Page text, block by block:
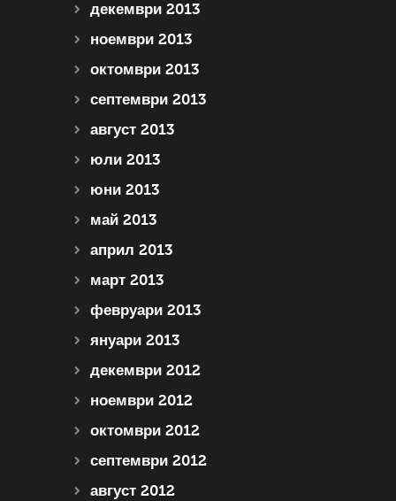
декември 2013
ноември 2013
октомври 2013
септември 2013
август 2013
юли 2013
юни 2013
май 2013
април 2013
март 2013
февруари 2013
януари 2013
декември 2012
ноември 2012
октомври 2012
септември 2012
август 2012